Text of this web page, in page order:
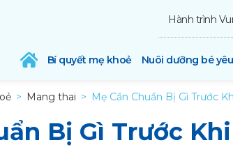
Hành trình
Bí quyết mẹ khoẻ Nuôi dưỡng bé yêu
Mang thai Mẹ Cần Chuẩn Bị Gì Trước
Bị Gì Trước